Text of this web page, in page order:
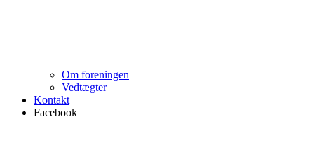
Om foreningen
Vedtægter
Kontakt
Facebook